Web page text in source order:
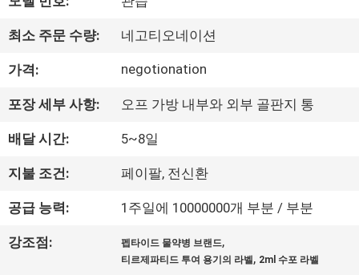
여
공
장
여
행
최소 주문 수량: 네고티오네이션
가격: negotionation
포장 세부 사항: 오프 가방 내부와 외부 골판지 통
배달 시간: 5~8일
지불 조건: 페이팔, 전신환
공급 능력: 1주일에 10000000개 부분 / 부분
강조점: 펩타이드 물약병 브랜드,
티르제파티드 투여 용기의 라벨, 2ml 수포 라벨